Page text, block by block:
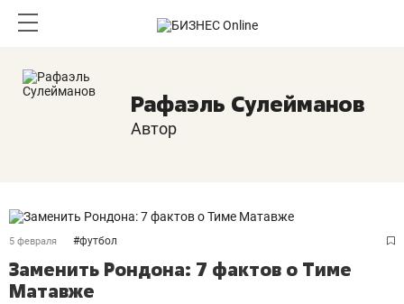
Рафаэль Сулейманов
Автор
5 февраля #футбол
Заменить Рондона: 7 фактов о Тиме
Матавже